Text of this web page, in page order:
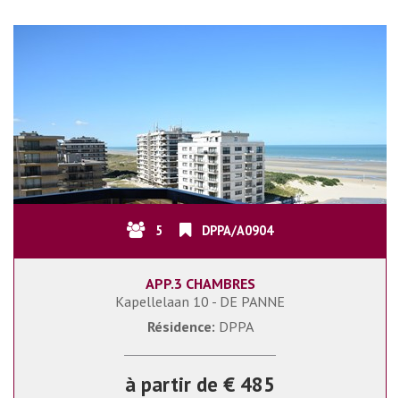
5 DPPA/A0904
APP.3 CHAMBRES
Kapellelaan 10 - DE PANNE
Résidence: DPPA
à partir de € 485